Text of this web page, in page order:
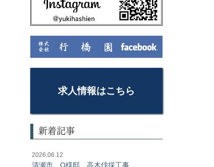
求人情報はこちら
新着記事
2026.06.12
清瀬市 O様邸 高木伐採工事